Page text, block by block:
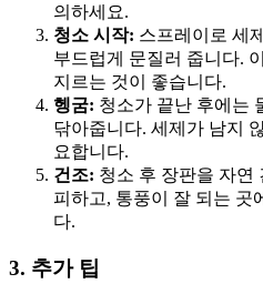
의하세요.
청소 시작: 스프레이로 세
부드럽게 문질러 줍니다.
지르는 것이 좋습니다.
헹굼: 청소가 끝난 후에는
닦아줍니다. 세제가 남지
요합니다.
건조: 청소 후 장판을 자연
피하고, 통풍이 잘 되는 곳
다.
3. 추가 팁